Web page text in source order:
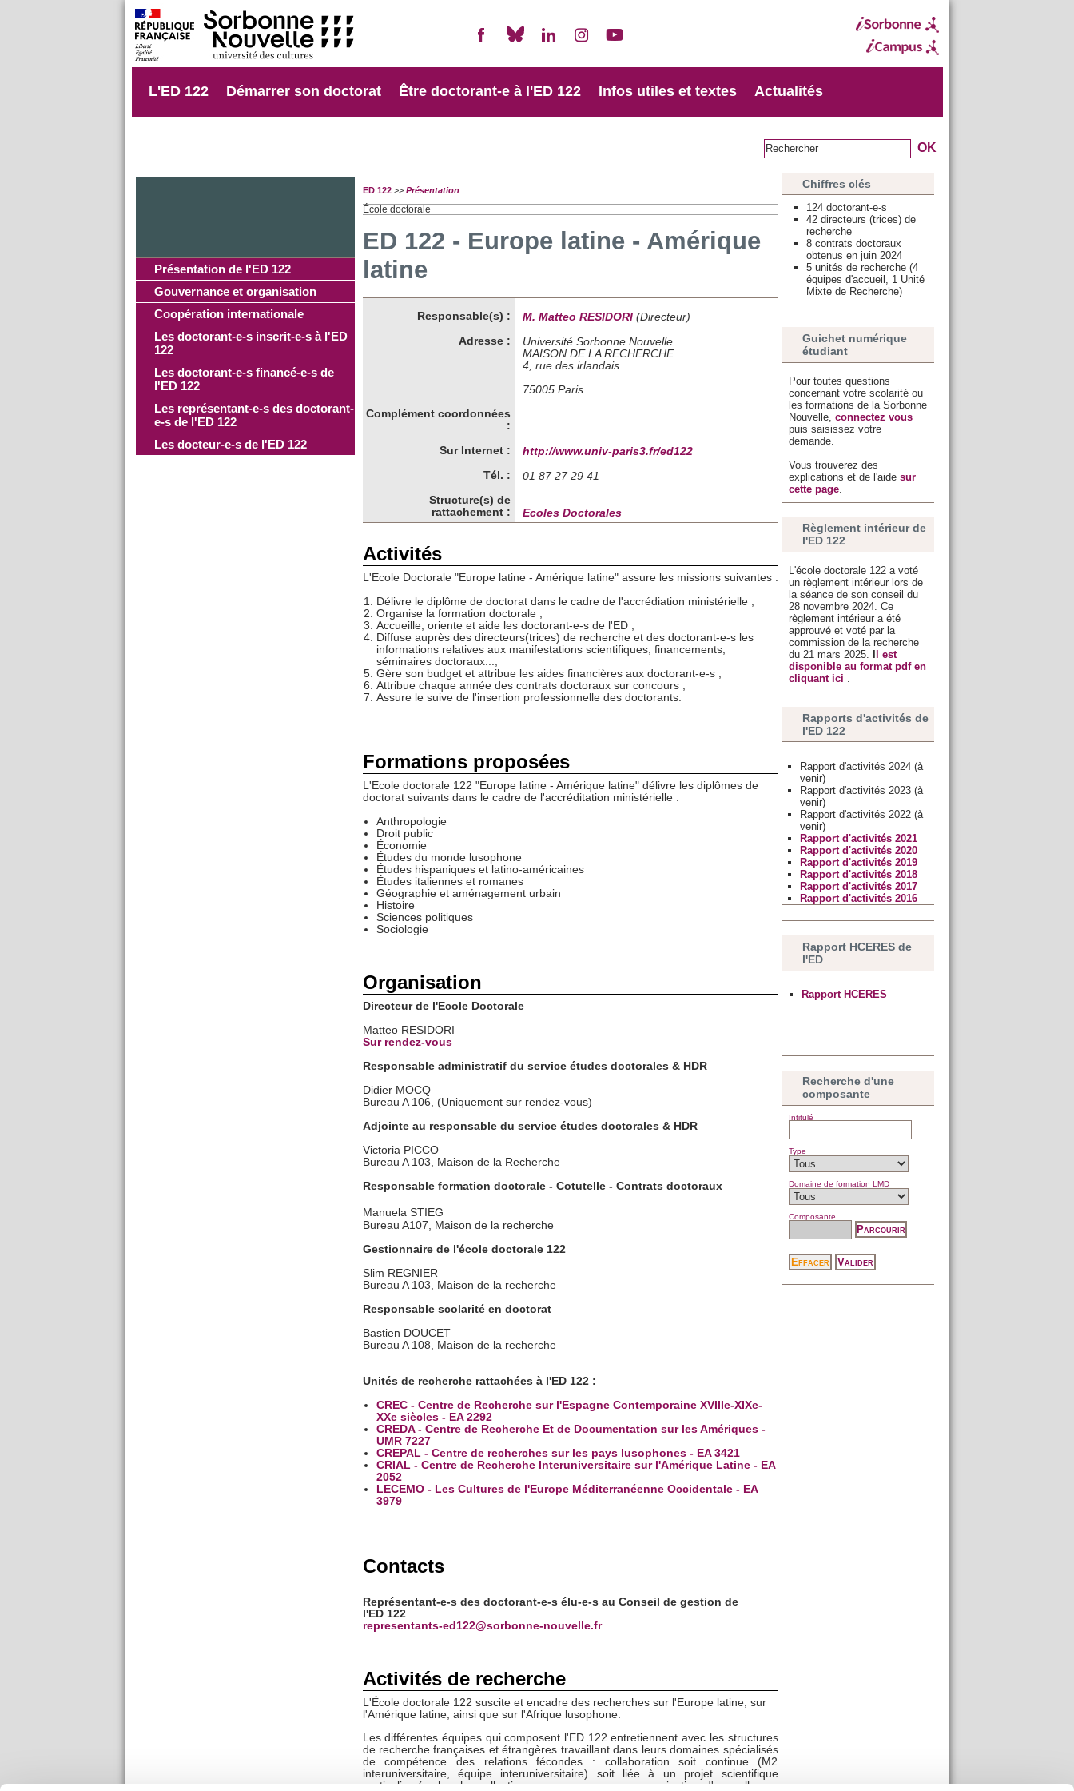
L'ED 122 Démarrer son doctorat Être doctorant-e à l'ED 122 Infos utiles et textes Actualités
Présentation de l'ED 122
Gouvernance et organisation
Coopération internationale
Les doctorant-e-s inscrit-e-s à l'ED
122
Les doctorant-e-s financé-e-s de
l'ED 122
Les représentant-e-s des doctorant-
e-s de l'ED 122
Les docteur-e-s de l'ED 122
ED 122>> Présentation
École doctorale
ED 122 - Europe latine - Amérique
latine
Responsable(s) : M. Matteo RESIDORI(Directeur)
Adresse :
Université Sorbonne Nouvelle
MAISON DE LA RECHERCHE
4, rue des irlandais
75005 Paris
Complément coordonnées
:
Sur Internet :
http://www.univ-paris3.fr/ed122
Tél. :
01 87 27 29 41
Structure(s) de
rattachement :
Ecoles Doctorales
Activités
L'Ecole Doctorale "Europe latine - Amérique latine" assure les missions suivantes :
Délivre le diplôme de doctorat dans le cadre de l'accrédiation ministérielle ;
Organise la formation doctorale ;
Accueille, oriente et aide les doctorant-e-s de l'ED ;
Diffuse auprès des directeurs(trices) de recherche et des doctorant-e-s les
informations relatives aux manifestations scientifiques, financements,
séminaires doctoraux...;
Gère son budget et attribue les aides financières aux doctorant-e-s ;
Attribue chaque année des contrats doctoraux sur concours ;
Assure le suive de l'insertion professionnelle des doctorants.
Formations proposées
L'Ecole doctorale 122 "Europe latine - Amérique latine" délivre les diplômes de
doctorat suivants dans le cadre de l'accréditation ministérielle :
Anthropologie
Droit public
Économie
Études du monde lusophone
Études hispaniques et latino-américaines
Études italiennes et romanes
Géographie et aménagement urbain
Histoire
Sciences politiques
Sociologie
Organisation
Directeur de l'Ecole Doctorale
Matteo RESIDORI
Sur rendez-vous
Responsable administratif du service études doctorales & HDR
Didier MOCQ
Bureau A 106, (Uniquement sur rendez-vous)
Adjointe au responsable du service études doctorales & HDR
Victoria PICCO
Bureau A 103, Maison de la Recherche
Responsable formation doctorale - Cotutelle - Contrats doctoraux
Manuela STIEG
Bureau A107, Maison de la recherche
Gestionnaire de l'école doctorale 122
Slim REGNIER
Bureau A 103, Maison de la recherche
Responsable scolarité en doctorat
Bastien DOUCET
Bureau A 108, Maison de la recherche
Unités de recherche rattachées à l'ED 122 :
CREC - Centre de Recherche sur l'Espagne Contemporaine XVIIIe-XIXe-
XXe siècles - EA 2292
CREDA - Centre de Recherche Et de Documentation sur les Amériques -
UMR 7227
CREPAL - Centre de recherches sur les pays lusophones - EA 3421
CRIAL - Centre de Recherche Interuniversitaire sur l'Amérique Latine - EA
2052
LECEMO - Les Cultures de l'Europe Méditerranéenne Occidentale - EA
3979
Contacts
Représentant-e-s des doctorant-e-s élu-e-s au Conseil de gestion de
l'ED 122
representants-ed122@sorbonne-nouvelle.fr
Activités de recherche
L'École doctorale 122 suscite et encadre des recherches sur l'Europe latine, sur
l'Amérique latine, ainsi que sur l'Afrique lusophone.
Les différentes équipes qui composent l'ED 122 entretiennent avec les structures
de recherche françaises et étrangères travaillant dans leurs domaines spécialisés
de compétence des relations fécondes : collaboration soit continue (M2
interuniversitaire, équipe interuniversitaire) soit liée à un projet scientifique
particulier (recherche collective sur programme, co-organisation d'un colloque,
Chiffres clés
124 doctorant-e-s
42 directeurs (trices) de
recherche
8 contrats doctoraux
obtenus en juin 2024
5 unités de recherche (4
équipes d'accueil, 1 Unité
Mixte de Recherche)
Guichet numérique
étudiant
Pour toutes questions
concernant votre scolarité ou
les formations de la Sorbonne
Nouvelle, connectez vous
puis saisissez votre
demande.
Vous trouverez des
explications et de l'aide sur
cette page.
Règlement intérieur de
l'ED 122
L'école doctorale 122 a voté
un règlement intérieur lors de
la séance de son conseil du
28 novembre 2024. Ce
règlement intérieur a été
approuvé et voté par la
commission de la recherche
du 21 mars 2025.
l est
disponible au format pdf en
cliquant ici .
Rapports d'activités de
l'ED 122
Rapport d'activités 2024 (à
venir)
Rapport d'activités 2023 (à
venir)
Rapport d'activités 2022 (à
venir)
Rapport d'activités 2021
Rapport d'activités 2020
Rapport d'activités 2019
Rapport d'activités 2018
Rapport d'activités 2017
Rapport d'activités 2016
Rapport HCERES de
l'ED
Rapport HCERES
Recherche d'une
composante
Intitulé
Type
Domaine de formation LMD
Composante